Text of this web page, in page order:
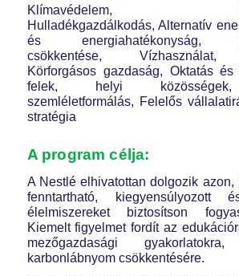
Klímavédelem,
Hulladékgazdálkodás, Alternatív
és energiahatékonyság,
csökkentése, Vízhasználat,
Körforgásos gazdaság, Oktatás
felek, helyi közösségek,
szemléletformálás, Felelős
stratégia
A program célja:
A Nestlé elhivatottan dolgozik azon,
fenntartható, kiegyensúlyozott
élelmiszereket biztosítson
Kiemelt figyelmet fordít az
mezőgazdasági
karbonlábnyom csökkentésére.